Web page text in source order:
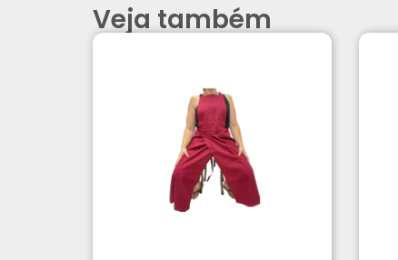
Veja também